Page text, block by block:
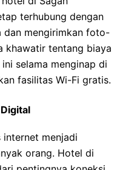
terhubung dengan
dan mengirimkan foto-
khawatir tentang biaya
selama menginap di
fasilitas Wi-Fi gratis.
internet menjadi
orang. Hotel di